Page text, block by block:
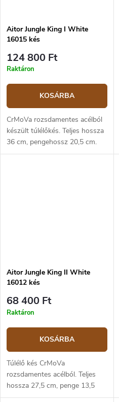
Aitor Jungle King I White
16015 kés
124 800 Ft
Raktáron
KOSÁRBA
CrMoVa rozsdamentes acélból
készült túlélőkés. Teljes hossza
36 cm, pengehossz 20,5 cm.
Markolat fehér, üreges, öntött
Aitor Jungle King II White
16012 kés
68 400 Ft
Raktáron
KOSÁRBA
Túlélő kés CrMoVa
rozsdamentes acélból. Teljes
hossza 27,5 cm, penge 13,5
cm. Üreges markolat, öntött